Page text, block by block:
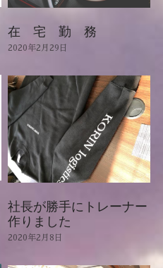
在 宅 勤 務
2020年2月29日
社長が勝手にトレーナー
作りました
2020年2月8日